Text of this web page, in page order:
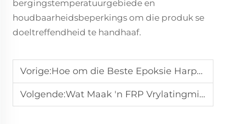
bergingstemperatuurgebiede en
houdbaarheidsbeperkings om die produk se
doeltreffendheid te handhaaf.
Vorige:Hoe om die Beste Epoksie Harpvrystelmiddel vir Gietvorms te Kies?
Volgende:Wat Maak 'n FRP Vrylatingmiddel Ideaal vir Komposiet Gietvorming?